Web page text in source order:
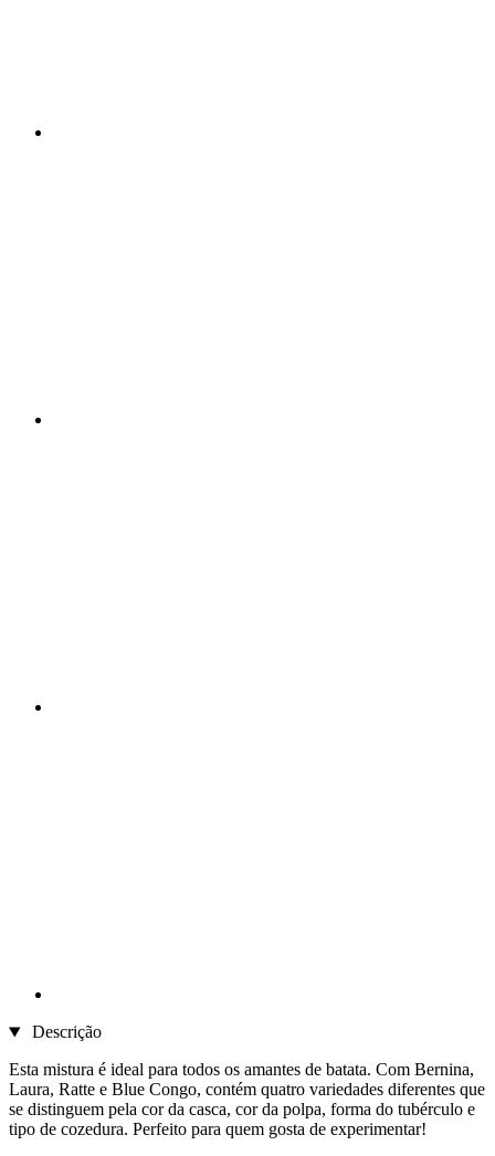
Descrição
Esta mistura é ideal para todos os amantes de batata. Com Bernina,
Laura, Ratte e Blue Congo, contém quatro variedades diferentes que
se distinguem pela cor da casca, cor da polpa, forma do tubérculo e
tipo de cozedura. Perfeito para quem gosta de experimentar!